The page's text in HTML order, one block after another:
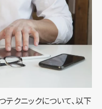
テクニックについて、以下